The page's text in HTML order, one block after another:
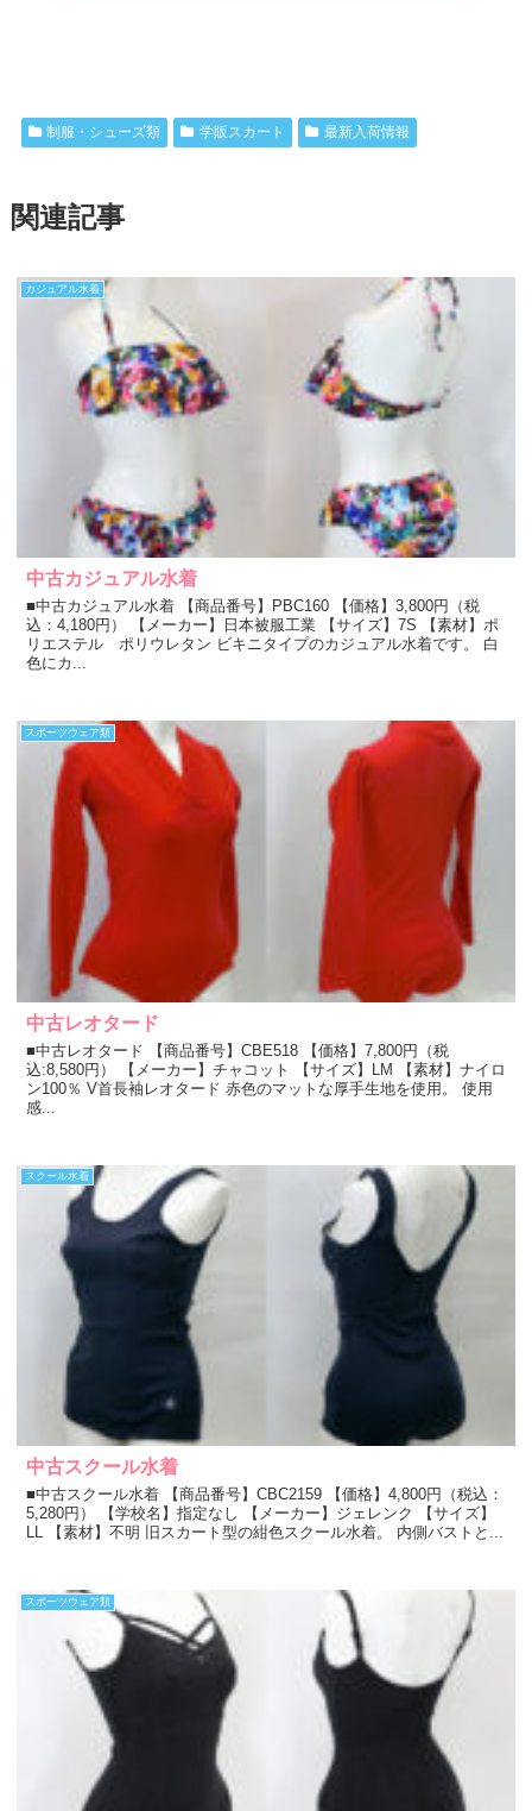
制服・シューズ類 学販スカート 最新入荷情報
関連記事
カジュアル水着
中古カジュアル水着
■中古カジュアル水着 【商品番号】PBC160 【価格】3,800円（税
込：4,180円） 【メーカー】日本被服工業 【サイズ】7S 【素材】ポ
リエステル ポリウレタン ビキニタイプのカジュアル水着です。 白
色にカ...
スポーツウェア類
中古レオタード
■中古レオタード 【商品番号】CBE518 【価格】7,800円（税
込:8,580円） 【メーカー】チャコット 【サイズ】LM 【素材】ナイロ
ン100％ V首長袖レオタード 赤色のマットな厚手生地を使用。 使用
感...
スクール水着
中古スクール水着
■中古スクール水着 【商品番号】CBC2159 【価格】4,800円（税込：
5,280円） 【学校名】指定なし 【メーカー】ジェレンク 【サイズ】
LL 【素材】不明 旧スカート型の紺色スクール水着。 内側バストと...
スポーツウェア類